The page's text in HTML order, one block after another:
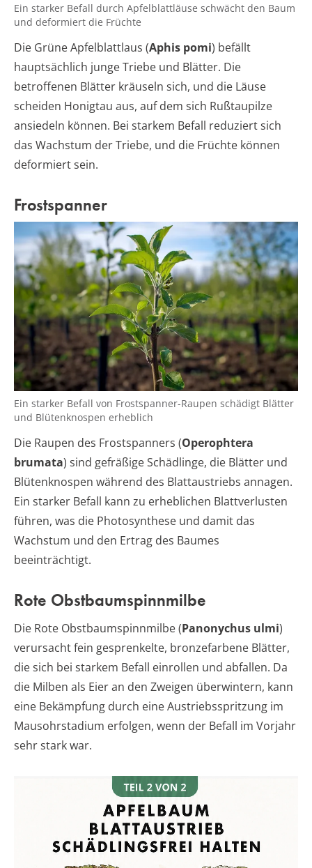
Ein starker Befall durch Apfelblattläuse schwächt den Baum
und deformiert die Früchte
Die Grüne Apfelblattlaus (Aphis pomi) befällt
hauptsächlich junge Triebe und Blätter. Die
betroffenen Blätter kräuseln sich, und die Läuse
scheiden Honigtau aus, auf dem sich Rußtaupilze
ansiedeln können. Bei starkem Befall reduziert sich
das Wachstum der Triebe, und die Früchte können
deformiert sein.
Frostspanner
Ein starker Befall von Frostspanner-Raupen schädigt Blätter
und Blütenknospen erheblich
Die Raupen des Frostspanners (Operophtera
brumata) sind gefräßige Schädlinge, die Blätter und
Blütenknospen während des Blattaustriebs annagen.
Ein starker Befall kann zu erheblichen Blattverlusten
führen, was die Photosynthese und damit das
Wachstum und den Ertrag des Baumes
beeinträchtigt.
Rote Obstbaumspinnmilbe
Die Rote Obstbaumspinnmilbe (Panonychus ulmi)
verursacht fein gesprenkelte, bronzefarbene Blätter,
die sich bei starkem Befall einrollen und abfallen. Da
die Milben als Eier an den Zweigen überwintern, kann
eine Bekämpfung durch eine Austriebsspritzung im
Mausohrstadium erfolgen, wenn der Befall im Vorjahr
sehr stark war.